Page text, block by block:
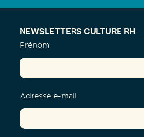
NEWSLETTERS CULTURE RH
Prénom
Adresse e-mail